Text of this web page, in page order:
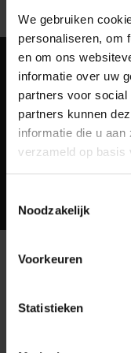
We gebruiken
personaliseren, om
en om ons
informatie over uw
partners voor
partners kunnen
informatie die u
verzameld op basis
Noodzakelijk
Voorkeuren
Statistieken
Over